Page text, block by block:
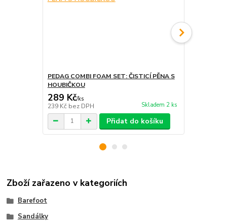
PEDAG COMBI FOAM SET: ČISTICÍ PĚNA S
HOUBIČKOU
289 Kč/ks
239 Kč bez DPH Skladem 2 ks
Přidat do košíku
Zboží zařazeno v kategoriích
Barefoot
Sandálky